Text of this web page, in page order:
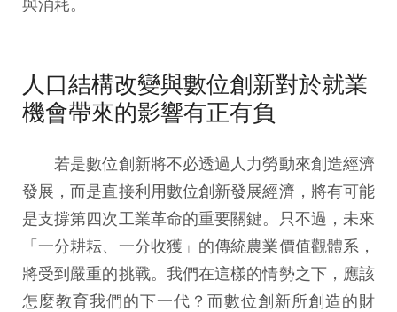
人口結構改變與數位創新對於就業
機會帶來的影響有正有負
若是數位創新將不必透過人力勞動來創造經濟
發展，而是直接利用數位創新發展經濟，將有可能
是支撐第四次工業革命的重要關鍵。只不過，未來
「一分耕耘、一分收獲」的傳統農業價值觀體系，
將受到嚴重的挑戰。我們在這樣的情勢之下，應該
怎麼教育我們的下一代？而數位創新所創造的財